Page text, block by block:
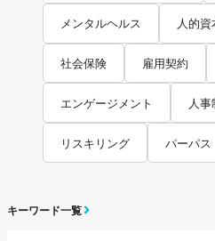
メンタルヘルス 人的資
社会保険 雇用契約
エンゲージメント 人
リスキリング パーパス
キーワード一覧